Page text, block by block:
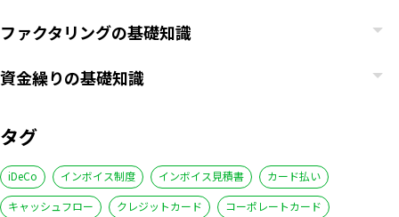
ファクタリングの基礎知識
資金繰りの基礎知識
タグ
iDeCo インボイス制度 インボイス見積書
カード払い
キャッシュフロー
クレジットカード コーポレートカード